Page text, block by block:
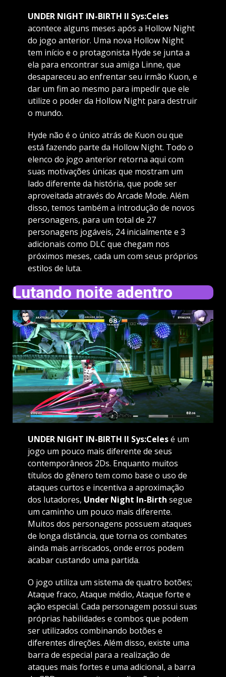
UNDER NIGHT IN-BIRTH II Sys:Celes
acontece alguns meses após a Hollow Night
do jogo anterior. Uma nova Hollow Night
tem início e o protagonista Hyde se junta a
ela para encontrar sua amiga Linne, que
desapareceu ao enfrentar seu irmão Kuon, e
dar um fim ao mesmo para impedir que ele
utilize o poder da Hollow Night para destruir
o mundo.
Hyde não é o único atrás de Kuon ou que
está fazendo parte da Hollow Night. Todo o
elenco do jogo anterior retorna aqui com
suas motivações únicas que mostram um
lado diferente da história, que pode ser
aproveitada através do Arcade Mode. Além
disso, temos também a introdução de novos
personagens, para um total de 27
personagens jogáveis, 24 inicialmente e 3
adicionais como DLC que chegam nos
próximos meses, cada um com seus próprios
estilos de luta.
Lutando noite adentro
UNDER NIGHT IN-BIRTH II Sys:Celesé um
jogo um pouco mais diferente de seus
contemporâneos 2Ds. Enquanto muitos
títulos do gênero tem como base o uso de
ataques curtos e incentiva a aproximação
dos lutadores, Under Night In-Birth segue
um caminho um pouco mais diferente.
Muitos dos personagens possuem ataques
de longa distância, que torna os combates
ainda mais arriscados, onde erros podem
acabar custando uma partida.
O jogo utiliza um sistema de quatro botões;
Ataque fraco, Ataque médio, Ataque forte e
ação especial. Cada personagem possui suas
próprias habilidades e combos que podem
ser utilizados combinando botões e
diferentes direções. Além disso, existe uma
barra de especial para a realização de
ataques mais fortes e uma adicional, a barra